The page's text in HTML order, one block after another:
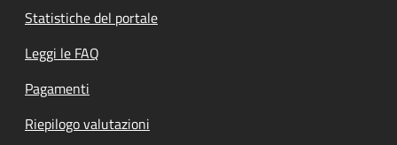
Statistiche del portale
Leggi le FAQ
Pagamenti
Riepilogo valutazioni